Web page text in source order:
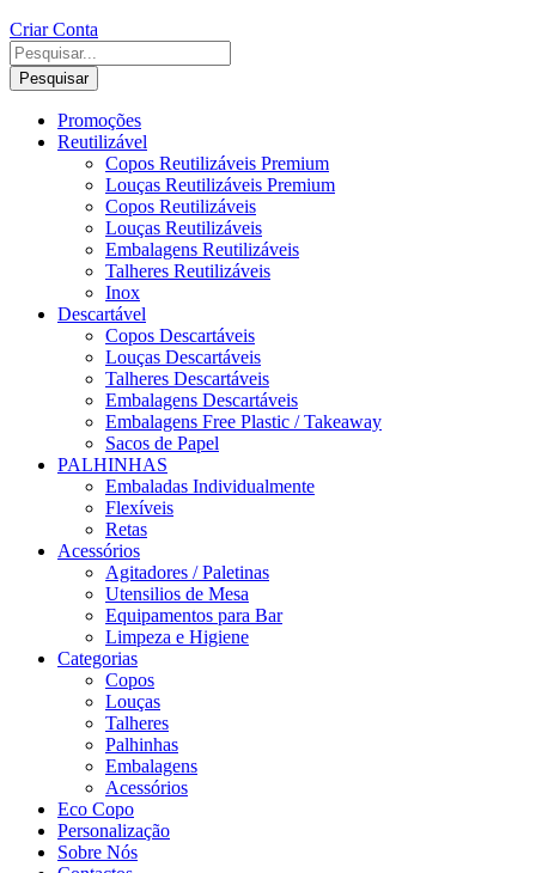
Criar Conta
Pesquisar
Promoções
Reutilizável
Copos Reutilizáveis Premium
Louças Reutilizáveis Premium
Copos Reutilizáveis
Louças Reutilizáveis
Embalagens Reutilizáveis
Talheres Reutilizáveis
Inox
Descartável
Copos Descartáveis
Louças Descartáveis
Talheres Descartáveis
Embalagens Descartáveis
Embalagens Free Plastic / Takeaway
Sacos de Papel
PALHINHAS
Embaladas Individualmente
Flexíveis
Retas
Acessórios
Agitadores / Paletinas
Utensilios de Mesa
Equipamentos para Bar
Limpeza e Higiene
Categorias
Copos
Louças
Talheres
Palhinhas
Embalagens
Acessórios
Eco Copo
Personalização
Sobre Nós